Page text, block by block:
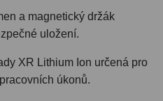
a magnetický držák
uložení.
XR Lithium Ion určená pro
úkonů.